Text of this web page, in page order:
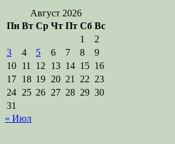
Август 2026
Пн Вт Ср Чт Пт Сб Вс
1
2
3
4 5 6 7 8
9
10 11 12 13 14 15 16
17 18 19 20 21 22 23
24 25 26 27 28 29 30
31
« Июл